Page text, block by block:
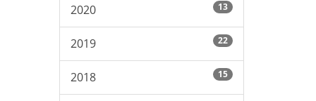
2020 13
2019 22
2018 15